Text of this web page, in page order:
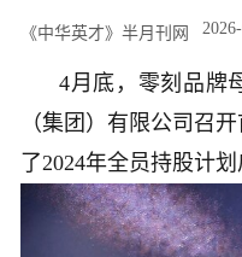
《中华英才》半月刊网
4月底，零刻品
（集团）有限公司召
了2024年全员持股计